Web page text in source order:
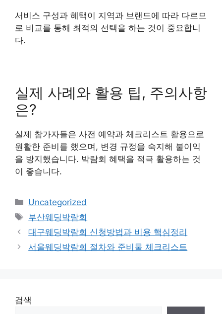
서비스 구성과 혜택이 지역과 브랜드에 따라 다르므
로 비교를 통해 최적의 선택을 하는 것이 중요합니
다.
실제 사례와 활용 팁, 주의사항
은?
실제 참가자들은 사전 예약과 체크리스트 활용으로
원활한 준비를 했으며, 변경 규정을 숙지해 불이익
을 방지했습니다. 박람회 혜택을 적극 활용하는 것
이 좋습니다.
카
테
고
리
Uncategorized
태
그
부산웨딩박람회
대구웨딩박람회 신청방법과 비용 핵심정리
서울웨딩박람회 절차와 준비물 체크리스트
검색